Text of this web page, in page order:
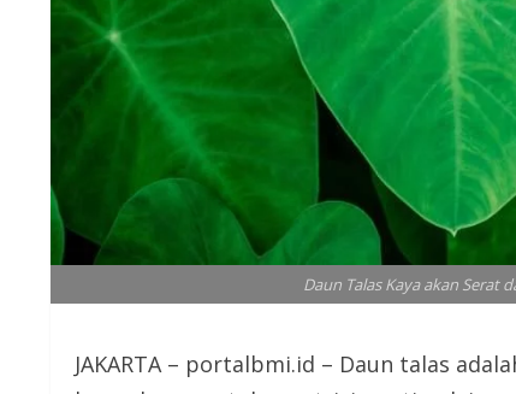
Daun Talas Kaya akan Serat
JAKARTA – portalbmi.id – Daun talas